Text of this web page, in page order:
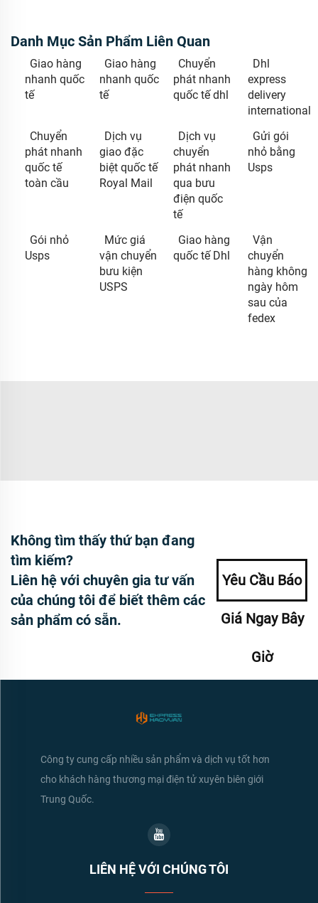
Danh Mục Sản Phẩm Liên Quan
Giao hàng
nhanh quốc
tế
Giao hàng
nhanh quốc
tế
Chuyển
phát nhanh
quốc tế dhl
Dhl
express
delivery
international
Chuyển
phát nhanh
quốc tế
toàn cầu
Dịch vụ
giao đặc
biệt quốc tế
Royal Mail
Dịch vụ
chuyển
phát nhanh
qua bưu
điện quốc
tế
Gửi gói
nhỏ bằng
Usps
Gói nhỏ
Usps
Mức giá
vận chuyển
bưu kiện
USPS
Giao hàng
quốc tế Dhl
Vận
chuyển
hàng không
ngày hôm
sau của
fedex
Không tìm thấy thứ bạn đang
tìm kiếm?
Liên hệ với chuyên gia tư vấn
của chúng tôi để biết thêm các
sản phẩm có sẵn.
Yêu Cầu Báo
Giá Ngay Bây
Giờ
Công ty cung cấp nhiều sản phẩm và dịch vụ tốt hơn
cho khách hàng thương mại điện tử xuyên biên giới
Trung Quốc.
LIÊN HỆ VỚI CHÚNG TÔI